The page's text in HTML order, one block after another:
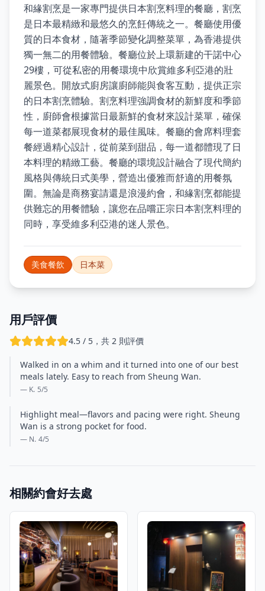
和緣割烹是一家專門提供日本割烹料理的餐廳，割烹
是日本最精緻和最悠久的烹飪傳統之一。餐廳使用優
質的日本食材，隨著季節變化調整菜單，為香港提供
獨一無二的用餐體驗。餐廳位於上環新建的干諾中心
29樓，可從私密的用餐環境中欣賞維多利亞港的壯
麗景色。開放式廚房讓廚師能與食客互動，提供正宗
的日本割烹體驗。割烹料理強調食材的新鮮度和季節
性，廚師會根據當日最新鮮的食材來設計菜單，確保
每一道菜都展現食材的最佳風味。餐廳的會席料理套
餐經過精心設計，從前菜到甜品，每一道都體現了日
本料理的精緻工藝。餐廳的環境設計融合了現代簡約
風格與傳統日式美學，營造出優雅而舒適的用餐氛
圍。無論是商務宴請還是浪漫約會，和緣割烹都能提
供難忘的用餐體驗，讓您在品嚐正宗日本割烹料理的
同時，享受維多利亞港的迷人景色。
美食餐飲 日本菜
用戶評價
4.5 / 5，共 2 則評價
Walked in on a whim and it turned into one of our best
meals lately. Easy to reach from Sheung Wan.
— K. 5/5
Highlight meal—flavors and pacing were right. Sheung
Wan is a strong pocket for food.
— N. 4/5
相關約會好去處